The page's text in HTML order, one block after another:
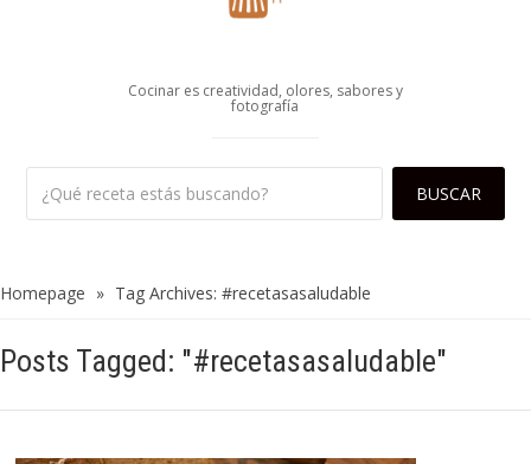
Cocinar es creatividad, olores, sabores y
fotografía
Homepage » Tag Archives: #recetasasaludable
Posts Tagged: "#recetasasaludable"